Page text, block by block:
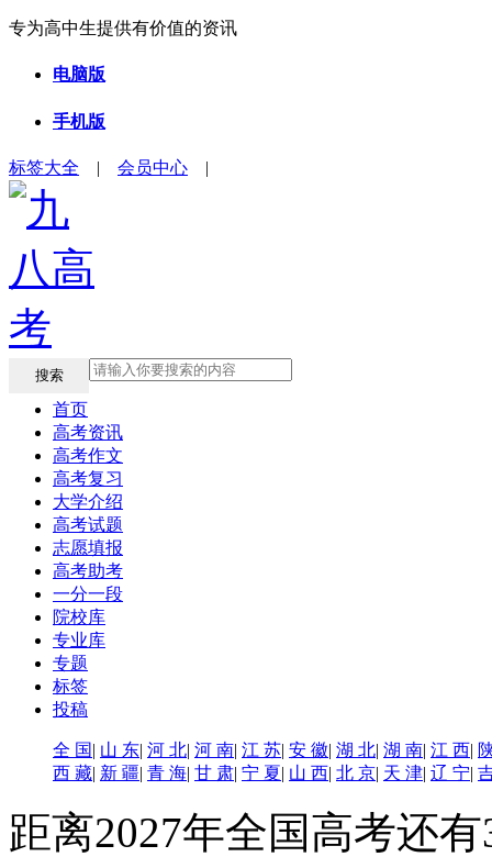
专为高中生提供有价值的资讯
电脑版
手机版
标签大全 | 会员中心 |
搜索
首页
高考资讯
高考作文
高考复习
大学介绍
高考试题
志愿填报
高考助考
一分一段
院校库
专业库
专题
标签
投稿
全 国| 山 东| 河 北| 河 南| 江 苏| 安 徽| 湖 北| 湖 南| 江 西|
西 藏| 新 疆| 青 海| 甘 肃| 宁 夏| 山 西| 北 京| 天 津| 辽 宁|
距离2027年全国高考还有